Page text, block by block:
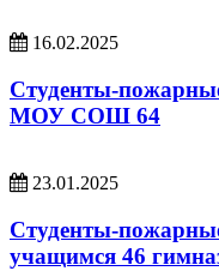
16.02.2025
Студенты-
МОУ СОШ 64
23.01.2025
Студенты-
учащимся 46